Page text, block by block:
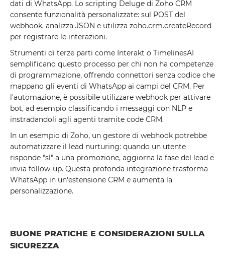
dati di WhatsApp. Lo scripting Deluge di Zoho CRM
consente funzionalità personalizzate: sul POST del
webhook, analizza JSON e utilizza zoho.crm.createRecord
per registrare le interazioni.
Strumenti di terze parti come Interakt o TimelinesAI
semplificano questo processo per chi non ha competenze
di programmazione, offrendo connettori senza codice che
mappano gli eventi di WhatsApp ai campi del CRM. Per
l'automazione, è possibile utilizzare webhook per attivare
bot, ad esempio classificando i messaggi con NLP e
instradandoli agli agenti tramite code CRM.
In un esempio di Zoho, un gestore di webhook potrebbe
automatizzare il lead nurturing: quando un utente
risponde "sì" a una promozione, aggiorna la fase del lead e
invia follow-up. Questa profonda integrazione trasforma
WhatsApp in un'estensione CRM e aumenta la
personalizzazione.
BUONE PRATICHE E CONSIDERAZIONI SULLA
SICUREZZA